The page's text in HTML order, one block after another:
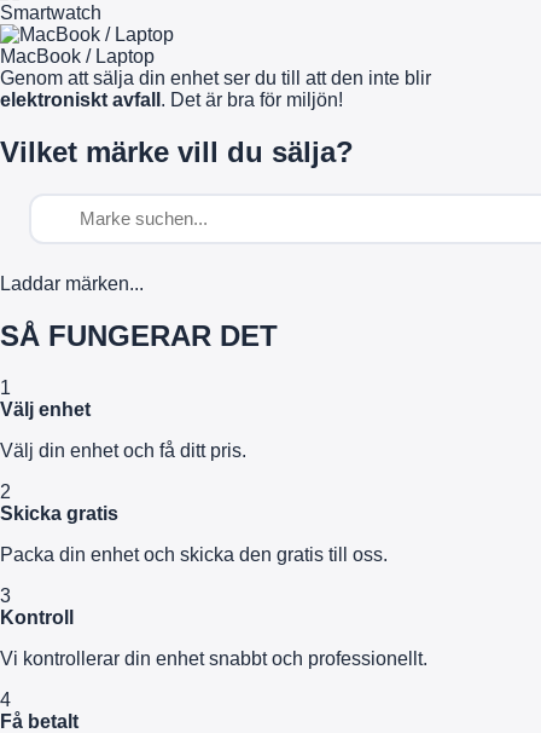
Smartwatch
MacBook / Laptop
Genom att sälja din enhet ser du till att den inte blir
elektroniskt avfall . Det är bra för miljön!
Vilket märke vill du sälja?
Laddar märken...
SÅ FUNGERAR DET
1
Välj enhet
Välj din enhet och få ditt pris.
2
Skicka gratis
Packa din enhet och skicka den gratis till oss.
3
Kontroll
Vi kontrollerar din enhet snabbt och professionellt.
4
Få betalt